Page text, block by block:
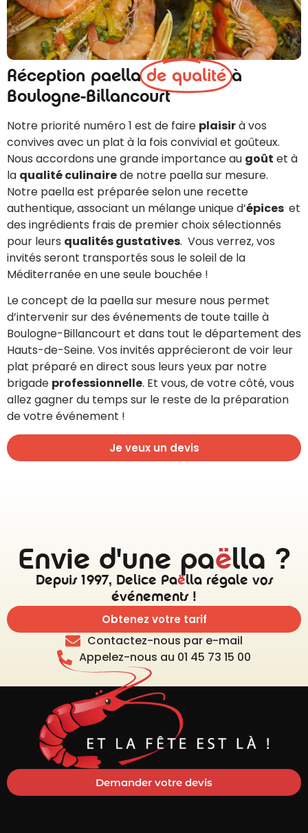
Réception paellade qualité à
Boulogne-Billancourt
Notre priorité numéro 1 est de faire plaisirà vos
convives avec un plat à la fois convivial et goûteux.
Nous accordons une grande importance au goût et à
la qualité culinairede notre paella sur mesure.
Notre paella est préparée selon une recette
authentique, associant un mélange unique d’épices et
des ingrédients frais de premier choix sélectionnés
pour leurs qualités gustatives. Vous verrez, vos
invités seront transportés sous le soleil de la
Méditerranée en une seule bouchée !
Le concept de la paella sur mesure nous permet
d’intervenir sur des événements de toute taille à
Boulogne-Billancourt et dans tout le département des
Hauts-de-Seine. Vos invités apprécieront de voir leur
plat préparé en direct sous leurs yeux par notre
brigade professionnelle. Et vous, de votre côté, vous
allez gagner du temps sur le reste de la préparation
de votre événement !
Je veux un devis
Envie d'une paëlla ?
Depuis 1997, Delice Paëlla régale vos
événements !
Obtenez votre tarif
Contactez-nous par e-mail
Appelez-nous au 01 45 73 15 00
Demander votre devis